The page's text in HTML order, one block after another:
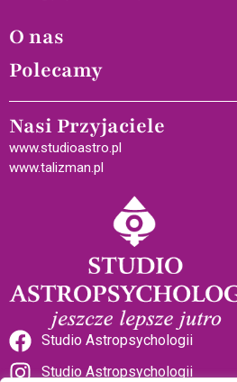
O nas
Polecamy
Nasi Przyjaciele
www.studioastro.pl
www.talizman.pl
Studio Astropsychologii
Studio Astropsychologii